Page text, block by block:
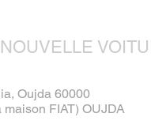
Oujda 60000
maison FIAT) OUJDA